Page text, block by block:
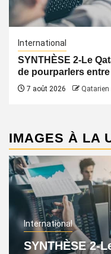
International
SYNTHÈSE 2-Le
de pourparlers
7 août 2026 Qatarien
IMAGES À LA
International
SYNTHÈSE 2-